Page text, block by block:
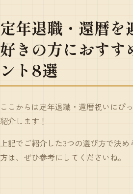
定年退職・還暦を
好きの方におすす
ント8選
ここからは定年退職・還暦祝いにぴ
紹介します！
上記でご紹介した3つの選び方で決め
方は、ぜひ参考にしてくださいね。